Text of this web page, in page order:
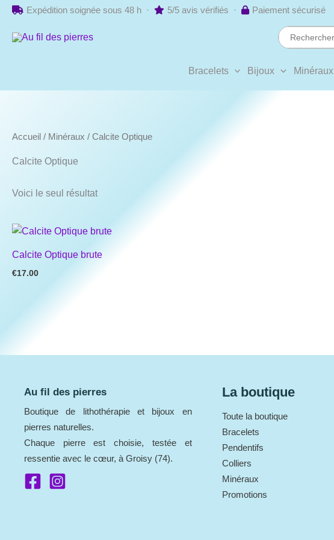
Aller
contenu
Expédition soignée sous 48 h · 5/5 avis vérifiés · Paiement sécurisé
Search
for:
Bracelets Bijoux Minéraux
Accueil / Minéraux / Calcite Optique
Calcite Optique
Voici le seul résultat
Calcite Optique brute
€17.00
Au fil des pierres
Boutique de lithothérapie et bijoux en
pierres naturelles.
Chaque pierre est choisie, testée et
ressentie avec le cœur, à Groisy (74).
La boutique
Toute la boutique
Bracelets
Pendentifs
Colliers
Minéraux
Promotions